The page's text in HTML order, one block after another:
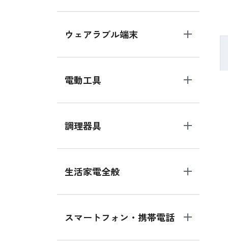
ウェアラブル端末
電動工具
調理器具
生活家電全般
スマートフォン・携帯電話